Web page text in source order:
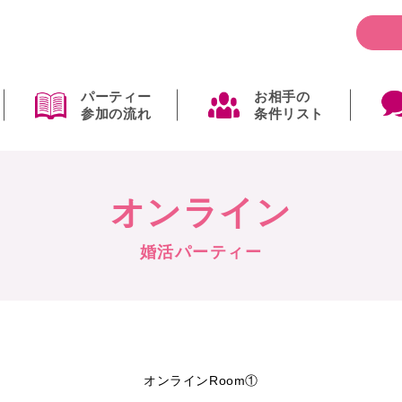
パーティー
参加の流れ
お相手の
条件リスト
オンライン
婚活パーティー
オンラインRoom①